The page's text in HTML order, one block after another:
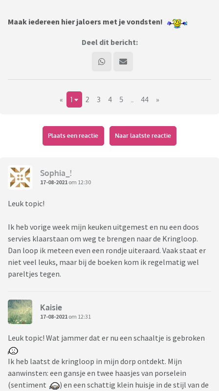
Maak iedereen hier jaloers met je vondsten!
Deel dit bericht:
« 1 2 3 4 5 44 »
Plaats een reactie Naar laatste reactie
Sophia_!
17-08-2021 om 12:30
Leuk topic!
Ik heb vorige week mijn keuken uitgemest en nu een doos
servies klaarstaan om weg te brengen naar de Kringloop.
Dan loop ik meteen even een rondje uiteraard. Vaak staat er
niet veel leuks, maar bij de boeken kom ik regelmatig wel
pareltjes tegen.
Kaisie
17-08-2021 om 12:31
Leuk topic! Wat jammer dat er nu een schaaltje is gebroken
Ik heb laatst de kringloop in mijn dorp ontdekt. Mijn
aanwinsten: een gansje en twee haasjes van porselein
(sentiment
) en een schattig klein huisje in de stijl van de